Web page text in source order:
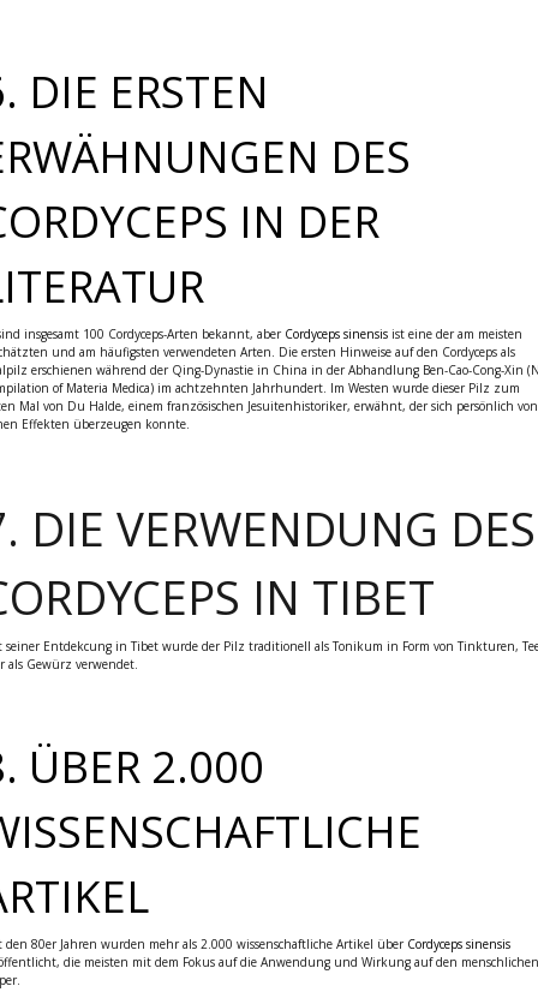
DIE ERSTEN
DES
IN DER
insgesamt 100 Cordyceps-Arten bekannt, aber Cordyceps sinensis ist eine der am meisten
und am häufigsten verwendeten Arten. Die ersten Hinweise auf den Cordyceps als
erschienen während der Qing-Dynastie in China in der Abhandlung Ben-Cao-Cong-Xin
of Materia Medica) im achtzehnten Jahrhundert. Im Westen wurde dieser Pilz zum
Mal von Du Halde, einem französischen Jesuitenhistoriker, erwähnt, der sich persönlich von
Effekten überzeugen konnte.
DIE VERWENDUNG DES
IN TIBET
seiner Entdekcung in Tibet wurde der Pilz traditionell als Tonikum in Form von Tinkturen,
als Gewürz verwendet.
ÜBER 2.000
den 80er Jahren wurden mehr als 2.000 wissenschaftliche Artikel über Cordyceps sinensis
die meisten mit dem Fokus auf die Anwendung und Wirkung auf den menschlichen